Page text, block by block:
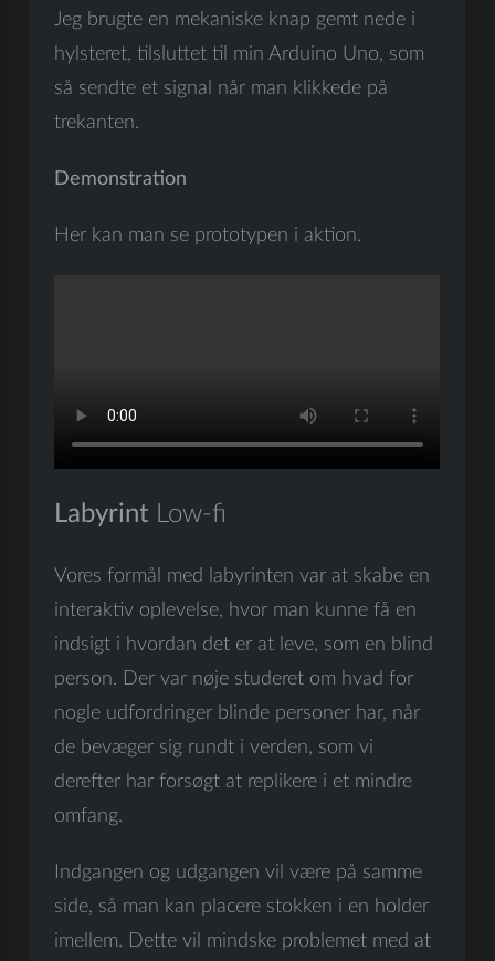
Jeg brugte en mekaniske knap gemt nede i
hylsteret, tilsluttet til min Arduino Uno, som
så sendte et signal når man klikkede på
trekanten.
Demonstration
Her kan man se prototypen i aktion.
Labyrint Low-fi
Vores formål med labyrinten var at skabe en
interaktiv oplevelse, hvor man kunne få en
indsigt i hvordan det er at leve, som en blind
person. Der var nøje studeret om hvad for
nogle udfordringer blinde personer har, når
de bevæger sig rundt i verden, som vi
derefter har forsøgt at replikere i et mindre
omfang.
Indgangen og udgangen vil være på samme
side, så man kan placere stokken i en holder
imellem. Dette vil mindske problemet med at